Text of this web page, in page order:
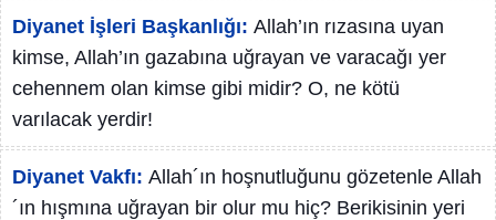
Diyanet İşleri Başkanlığı: Allah’ın rızasına uyan
kimse, Allah’ın gazabına uğrayan ve varacağı yer
cehennem olan kimse gibi midir? O, ne kötü
varılacak yerdir!
Diyanet Vakfı: Allah´ın hoşnutluğunu gözetenle Allah
´ın hışmına uğrayan bir olur mu hiç? Berikisinin yeri